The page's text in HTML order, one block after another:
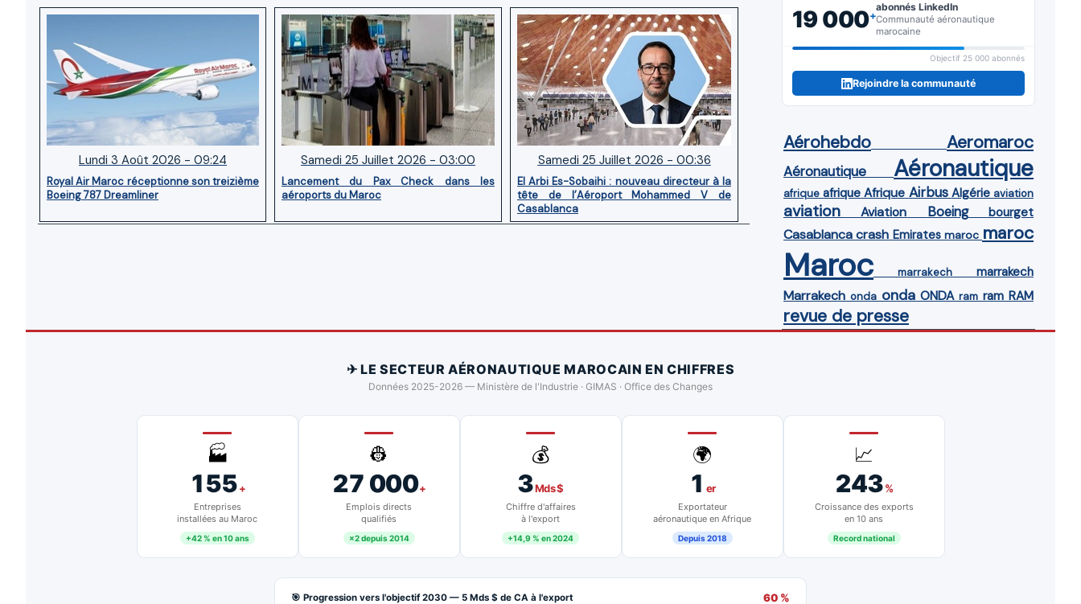
Lundi 3 Août 2026 - 09:24
Royal Air Maroc réceptionne son treizième
Boeing 787 Dreamliner
Samedi 25 Juillet 2026 - 03:00
Lancement du Pax Check dans les
aéroports du Maroc
Samedi 25 Juillet 2026 - 00:36
El Arbi Es-Sobaihi : nouveau directeur à la
tête de l’Aéroport Mohammed V de
Casablanca
19 000+
abonnés LinkedIn
Communauté aéronautique
marocaine
Objectif 25 000 abonnés
Rejoindre la communauté
Aérohebdo Aeromaroc
Aéronautique Aéronautique
afrique afrique Afrique Airbus Algérie aviation
aviation Aviation Boeing bourget
Casablanca crash Emirates maroc maroc
Maroc marrakech marrakech
Marrakech onda onda ONDA ram ram RAM
revue de presse
✈ LE SECTEUR AÉRONAUTIQUE MAROCAIN EN CHIFFRES
Données 2025-2026 — Ministère de l'Industrie · GIMAS · Office des Changes
🏭
155+
Entreprises
installées au Maroc
+42 % en 10 ans
👷
27 000+
Emplois directs
qualifiés
×2 depuis 2014
💰
3Mds $
Chiffre d'affaires
à l'export
+14,9 % en 2024
🌍
1 er
Exportateur
aéronautique en Afrique
Depuis 2018
📈
243%
Croissance des exports
en 10 ans
Record national
🎯 Progression vers l'objectif 2030 — 5 Mds $ de CA à l'export 60 %